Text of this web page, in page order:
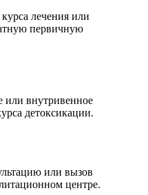
лечения или
первичную
внутривенное
детоксикации.
или вызов
центре.